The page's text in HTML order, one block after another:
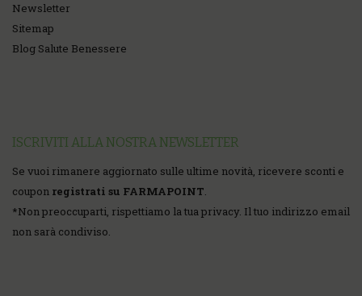
Newsletter
Sitemap
Blog Salute Benessere
ISCRIVITI ALLA NOSTRA NEWSLETTER
Se vuoi rimanere aggiornato sulle ultime novità, ricevere sconti e
coupon registrati su FARMAPOINT.
*Non preoccuparti, rispettiamo la tua privacy. Il tuo indirizzo email
non sarà condiviso.